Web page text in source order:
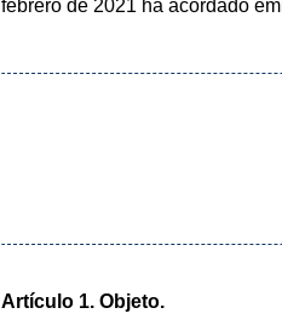
febrero de 2021 ha acordado
Artículo 1. Objeto.